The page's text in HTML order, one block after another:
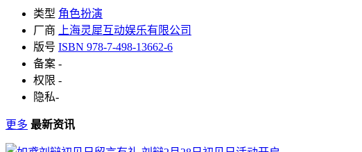
类型 角色扮演
厂商
上海灵犀互动娱乐有限公司
版号 ISBN 978-7-498-13662-6
备案 -
权限 -
隐私-
更多 最新资讯